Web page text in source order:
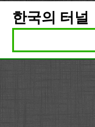
한국의 터널